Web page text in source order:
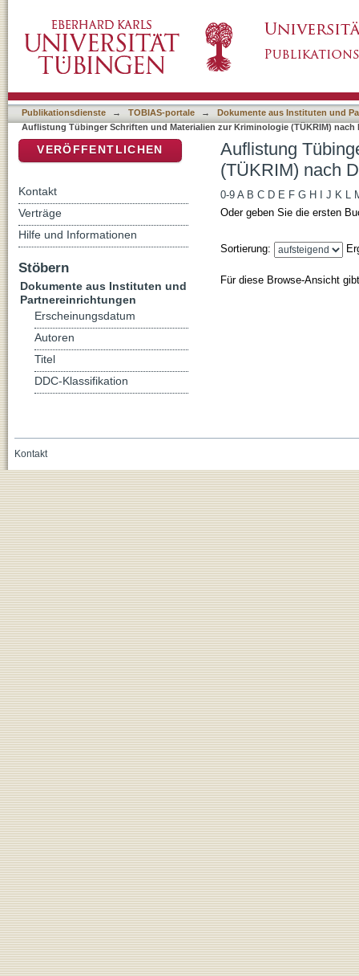
Publikationsdienste → TOBIAS-portale →
Dokumente aus Instituten und
Auflistung Tübinger Schriften und Materialien zur Kriminologie (TÜKRIM) nach
Auflistung
(TÜKRIM) nach
0-9 A B C D E F G H J K L
Oder geben Sie die ersten
Sortierung:
Für diese Browse-Ansicht
VERÖFFENTLICHEN
Kontakt
Verträge
Hilfe und Informationen
Stöbern
Dokumente aus Instituten und
Partnereinrichtungen
Erscheinungsdatum
Autoren
Titel
DDC-Klassifikation
Kontakt